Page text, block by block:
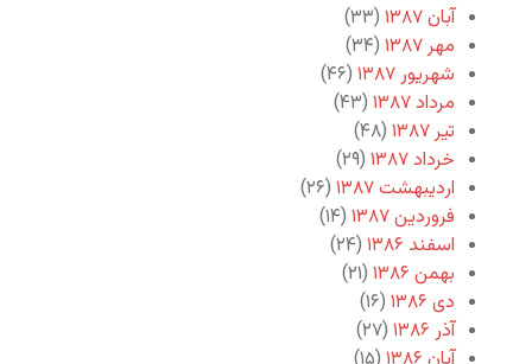
آبان ۱۳۸۷
(۳۳)
مهر ۱۳۸۷
(۳۴)
شهریور ۱۳۸۷
(۴۶)
مرداد ۱۳۸۷
(۴۳)
تیر ۱۳۸۷
(۴۸)
خرداد ۱۳۸۷
(۲۹)
اردیبهشت ۱۳۸۷
(۲۶)
فروردین ۱۳۸۷
(۱۴)
اسفند ۱۳۸۶
(۲۴)
بهمن ۱۳۸۶
(۲۱)
دی ۱۳۸۶
(۱۶)
آذر ۱۳۸۶
(۲۷)